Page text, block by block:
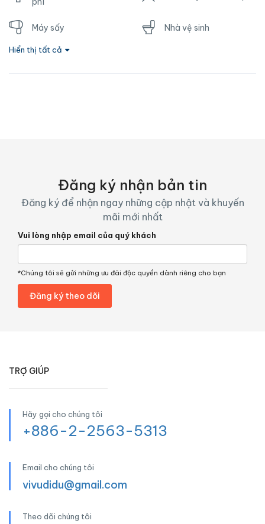
Máy sấy Nhà vệ sinh
Nước nóng
Hiển thị tất cả
Đăng ký nhận bản tin
Đăng ký để nhận ngay những cập nhật và khuyến
mãi mới nhất
Vui lòng nhập email của quý khách
*Chúng tôi sẽ gửi những ưu đãi độc quyền dành riêng cho bạn
TRỢ GIÚP
Hãy gọi cho chúng tôi
+886-2-2563-5313
Email cho chúng tôi
vivudidu@gmail.com
Theo dõi chúng tôi